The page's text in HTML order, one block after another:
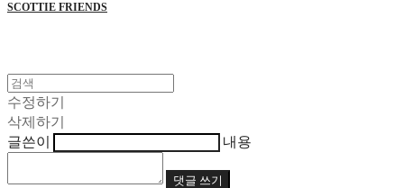
SCOTTIE FRIENDS
수정하기
삭제하기
글쓴이
내용
댓글 쓰기